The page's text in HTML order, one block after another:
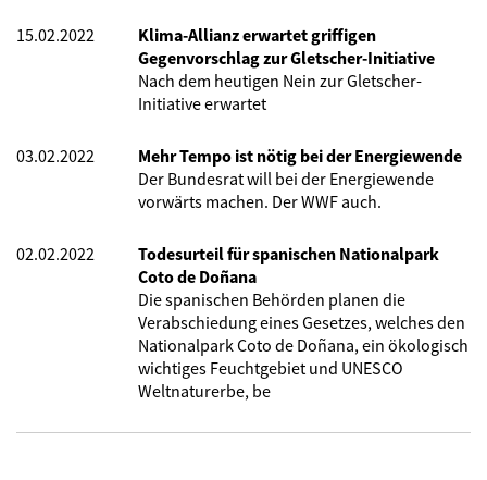
15.02.2022
Klima-Allianz erwartet griffigen
Gegenvorschlag zur Gletscher-Initiative
Nach dem heutigen Nein zur Gletscher-
Initiative erwartet
03.02.2022
Mehr Tempo ist nötig bei der Energiewende
Der Bundesrat will bei der Energiewende
vorwärts machen. Der WWF auch.
02.02.2022
Todesurteil für spanischen Nationalpark
Coto de Doñana
Die spanischen Behörden planen die
Verabschiedung eines Gesetzes, welches den
Nationalpark Coto de Doñana, ein ökologisch
wichtiges Feuchtgebiet und UNESCO
Weltnaturerbe, be